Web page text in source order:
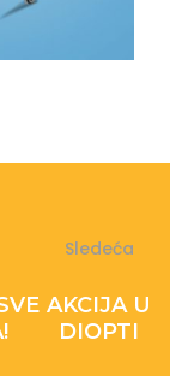
Sledeća
AKCIJA U
DIOPTI